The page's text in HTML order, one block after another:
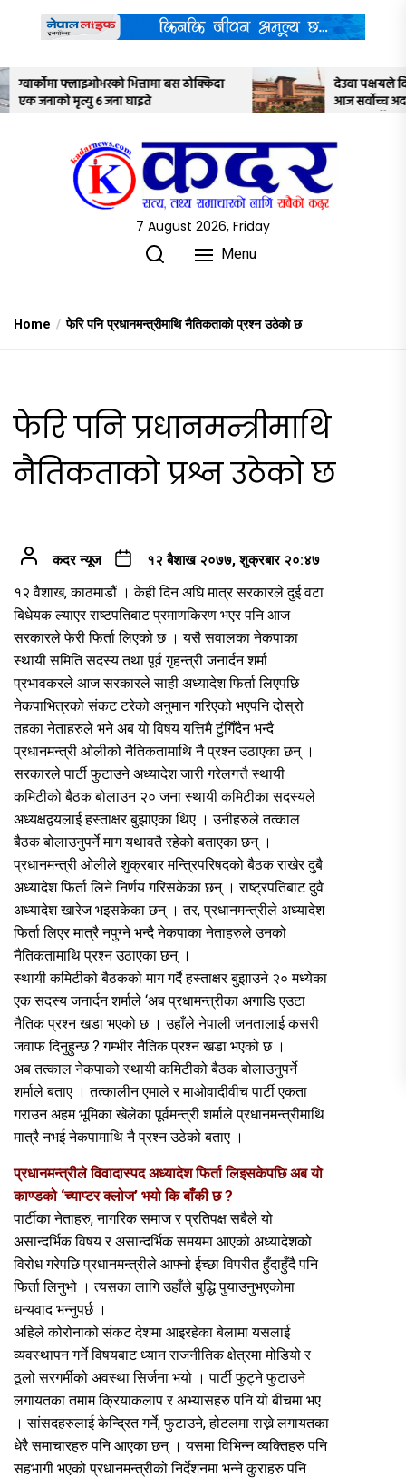
content
ठोक्किदा
देउवा पक्षयले दिएकोे पुनरावलोकन निवेदनमाथि
आज सर्वोच्च अदालतका तीन न्यायाधीशले
7 August 2026, Friday
Menu
Home फेरि पनि प्रधानमन्त्रीमाथि नैतिकताको प्रश्न उठेको छ
फेरि पनि प्रधानमन्त्रीमाथि
नैतिकताको प्रश्न उठेको छ
कदर न्यूज १२ बैशाख २०७७, शुक्रबार २०:४७
१२ वैशाख, काठमाडौं । केही दिन अघि मात्र सरकारले दुई वटा
बिधेयक ल्याएर राष्टपतिबाट प्रमाणकिरण भएर पनि आज
सरकारले फेरी फिर्ता लिएको छ । यसै सवालका नेकपाका
स्थायी समिति सदस्य तथा पूर्व गृहन्त्री जनार्दन शर्मा
प्रभावकरले आज सरकारले साही अध्यादेश फिर्ता लिएपछि
नेकपाभित्रको संकट टरेको अनुमान गरिएको भएपनि दोस्रो
तहका नेताहरुले भने अब यो विषय यत्तिमै टुंगिँदैन भन्दै
प्रधानमन्त्री ओलीको नैतिकतामाथि नै प्रश्न उठाएका छन् ।
सरकारले पार्टी फुटाउने अध्यादेश जारी गरेलगत्तै स्थायी
कमिटीको बैठक बोलाउन २० जना स्थायी कमिटीका सदस्यले
अध्यक्षद्वयलाई हस्ताक्षर बुझाएका थिए । उनीहरुले तत्काल
बैठक बोलाउनुपर्ने माग यथावतै रहेको बताएका छन् ।
प्रधानमन्त्री ओलीले शुक्रबार मन्त्रिपरिषदको बैठक राखेर दुबै
अध्यादेश फिर्ता लिने निर्णय गरिसकेका छन् । राष्ट्रपतिबाट दुवै
अध्यादेश खारेज भइसकेका छन् । तर, प्रधानमन्त्रीले अध्यादेश
फिर्ता लिएर मात्रै नपुग्ने भन्दै नेकपाका नेताहरुले उनको
नैतिकतामाथि प्रश्न उठाएका छन् ।
स्थायी कमिटीको बैठकको माग गर्दै हस्ताक्षर बुझाउने २० मध्येका
एक सदस्य जनार्दन शर्माले ‘अब प्रधामन्त्रीका अगाडि एउटा
नैतिक प्रश्न खडा भएको छ । उहाँले नेपाली जनतालाई कसरी
जवाफ दिनुहुन्छ ? गम्भीर नैतिक प्रश्न खडा भएको छ ।
अब तत्काल नेकपाको स्थायी कमिटीको बैठक बोलाउनुपर्ने
शर्माले बताए । तत्कालीन एमाले र माओवादीवीच पार्टी एकता
गराउन अहम भूमिका खेलेका पूर्वमन्त्री शर्माले प्रधानमन्त्रीमाथि
मात्रै नभई नेकपामाथि नै प्रश्न उठेको बताए ।
प्रधानमन्त्रीले विवादास्पद अध्यादेश फिर्ता लिइसकेपछि अब यो
काण्डको ‘च्याप्टर क्लोज’ भयो कि बाँकी छ ?
पार्टीका नेताहरु, नागरिक समाज र प्रतिपक्ष सबैले यो
असान्दर्भिक विषय र असान्दर्भिक समयमा आएको अध्यादेशको
विरोध गरेपछि प्रधानमन्त्रीले आफ्नो ईच्छा विपरीत हुँदाहुँदै पनि
फिर्ता लिनुभो । त्यसका लागि उहाँले बुद्धि पुयाउनुभएकोमा
धन्यवाद भन्नुपर्छ ।
अहिले कोरोनाको संकट देशमा आइरहेका बेलामा यसलाई
व्यवस्थापन गर्ने विषयबाट ध्यान राजनीतिक क्षेत्रमा मोडियो र
ठूलो सरगर्मीको अवस्था सिर्जना भयो । पार्टी फुट्ने फुटाउने
लगायतका तमाम क्रियाकलाप र अभ्यासहरु पनि यो बीचमा भए
। सांसदहरुलाई केन्द्रित गर्ने, फुटाउने, होटलमा राख्ने लगायतका
धेरै समाचारहरु पनि आएका छन् । यसमा विभिन्न व्यक्तिहरु पनि
सहभागी भएको प्रधानमन्त्रीको निर्देशनमा भन्ने कुराहरु पनि